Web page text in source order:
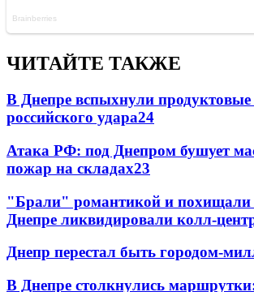
ЧИТАЙТЕ ТАКЖЕ
В Днепре вспыхнули продуктовые
российского удара24
Атака РФ: под Днепром бушует
пожар на складах23
"Брали" романтикой и похищали
Днепре ликвидировали колл-
Днепр перестал быть городом-
В Днепре столкнулись